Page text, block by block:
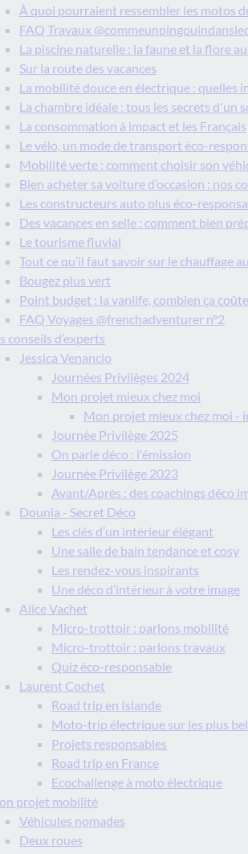
À quoi pourraient ressembler les motos
FAQ Travaux
La piscine naturelle : la faune et la flore
Sur la route des vacances
La mobilité douce en électrique : quelles
La chambre idéale : tous les secrets d'un
La consommation à impact et les Français
Le vélo, un mode de transport éco-
Mobilité verte : comment choisir son
Bien acheter sa voiture d’occasion : nos
Les constructeurs auto plus éco-
Des vacances en selle : comment bien
Le tourisme fluvial
Tout ce qu’il faut savoir sur le chauffage
Bougez plus vert
Point budget : la vanlife, combien ça
FAQ Voyages @frenchadventurer n°2
conseils d’experts
Jessica Venancio
Journées Privilèges 2024
Mon projet mieux chez moi
Mon projet mieux chez moi -
Journée Privilège 2025
On parle déco : l'émission
Journée Privilège 2023
Avant/Après : des coachings déco
Dounia - Secret Déco
Les clés d’un intérieur élégant
Une salle de bain tendance et cosy
Les rendez-vous inspirants
Une déco d’intérieur à votre image
Alice Vachet
Micro-trottoir : parlons mobilité
Micro-trottoir : parlons travaux
Quiz éco-responsable
Laurent Cochet
Road trip en Islande
Moto-trip électrique sur les plus
Projets responsables
Road trip en France
Ecochallenge à moto électrique
projet mobilité
Véhicules nomades
Deux roues